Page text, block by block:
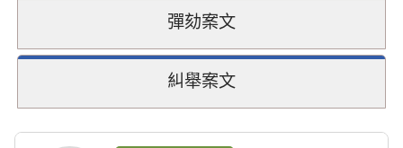
彈劾案文
糾舉案文